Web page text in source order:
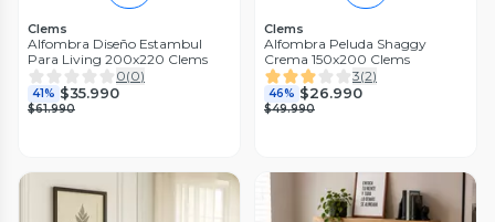
Clems
Alfombra Diseño Estambul
Para Living 200x220 Clems
0(0)
41% $35.990
$61.990
Clems
Alfombra Peluda Shaggy
Crema 150x200 Clems
3(2)
46% $26.990
$49.990